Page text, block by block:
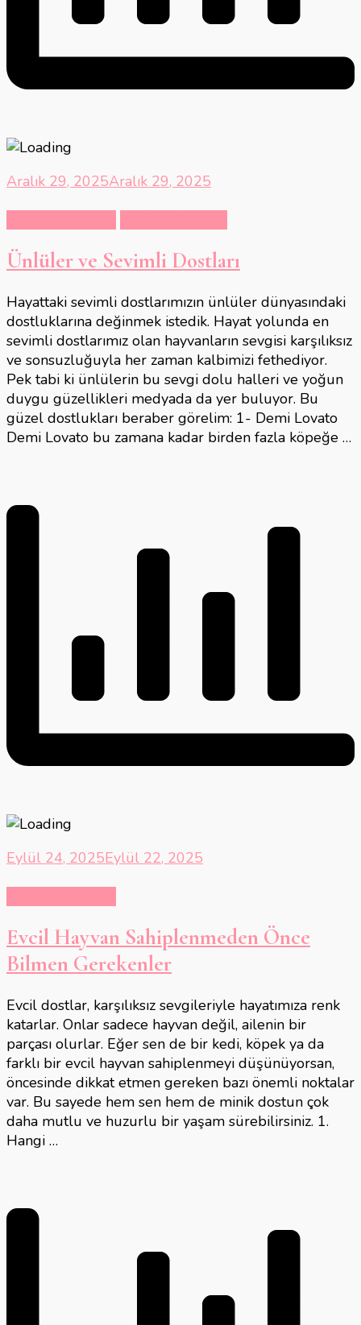
Aralık 29, 2025Aralık 29, 2025
Ünlüler ve Sevimli Dostları
Hayattaki sevimli dostlarımızın ünlüler dünyasındaki
dostluklarına değinmek istedik. Hayat yolunda en
sevimli dostlarımız olan hayvanların sevgisi karşılıksız
ve sonsuzluğuyla her zaman kalbimizi fethediyor.
Pek tabi ki ünlülerin bu sevgi dolu halleri ve yoğun
duygu güzellikleri medyada da yer buluyor. Bu
güzel dostlukları beraber görelim: 1- Demi Lovato
Demi Lovato bu zamana kadar birden fazla köpeğe …
Eylül 24, 2025Eylül 22, 2025
Evcil Hayvan Sahiplenmeden Önce
Bilmen Gerekenler
Evcil dostlar, karşılıksız sevgileriyle hayatımıza renk
katarlar. Onlar sadece hayvan değil, ailenin bir
parçası olurlar. Eğer sen de bir kedi, köpek ya da
farklı bir evcil hayvan sahiplenmeyi düşünüyorsan,
öncesinde dikkat etmen gereken bazı önemli noktalar
var. Bu sayede hem sen hem de minik dostun çok
daha mutlu ve huzurlu bir yaşam sürebilirsiniz. 1.
Hangi …